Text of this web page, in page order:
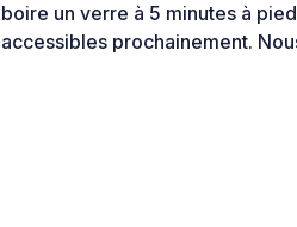
boire un verre à 5 minutes à
accessibles prochainement.